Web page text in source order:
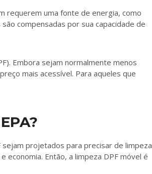
requerem uma fonte de energia, como
compensadas por sua capacidade de
Embora sejam normalmente menos
mais acessível. Para aqueles que
sejam projetados para precisar de limpeza
Então, a limpeza DPF móvel é